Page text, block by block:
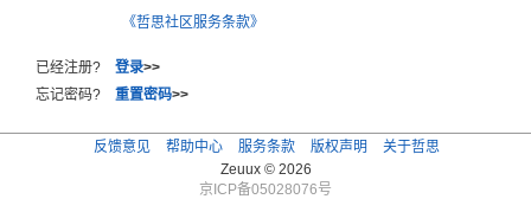
《哲思社区服务条款》
已经注册? 登录>>
忘记密码? 重置密码>>
反馈意见 帮助中心 服务条款 版权声明
关于哲思
Zeuux © 2026
京ICP备05028076号